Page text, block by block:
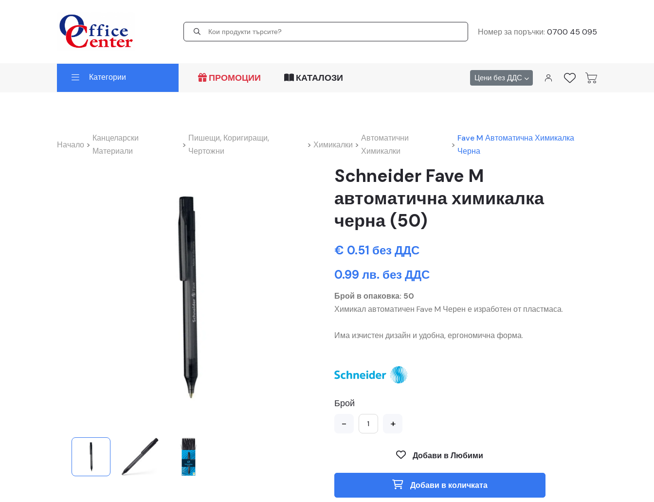
Номер за поръчки: 0700 45 095
Категории ПРОМОЦИИ КАТАЛОЗИ Цени без ДДС
Начало >
Канцеларски
Материали
>
Пишещи, Коригиращи,
Чертожни
>Химикалки >
Автоматични
Химикалки
>
Fave M Автоматична Химикалка
Черна
Schneider Fave M
автоматична химикалка
черна (50)
€ 0.51 без ДДС
0.99 лв. без ДДС
Брой в опаковка: 50
Химикал автоматичен Fave M Черен е изработен от пластмаса.
Има изчистен дизайн и удобна, ергономична форма.
Брой
- +
Добави в Любими
Добави в количката